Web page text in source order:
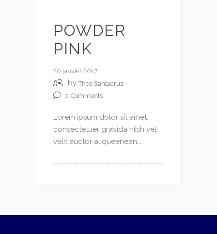
POWDER
PINK
20 janvier 2017
byThéo Santacruz
0 Comments
Lorem ipsum dolor sit amet,
consectetuer gravida nibh vel
velit auctor aliqueenean....